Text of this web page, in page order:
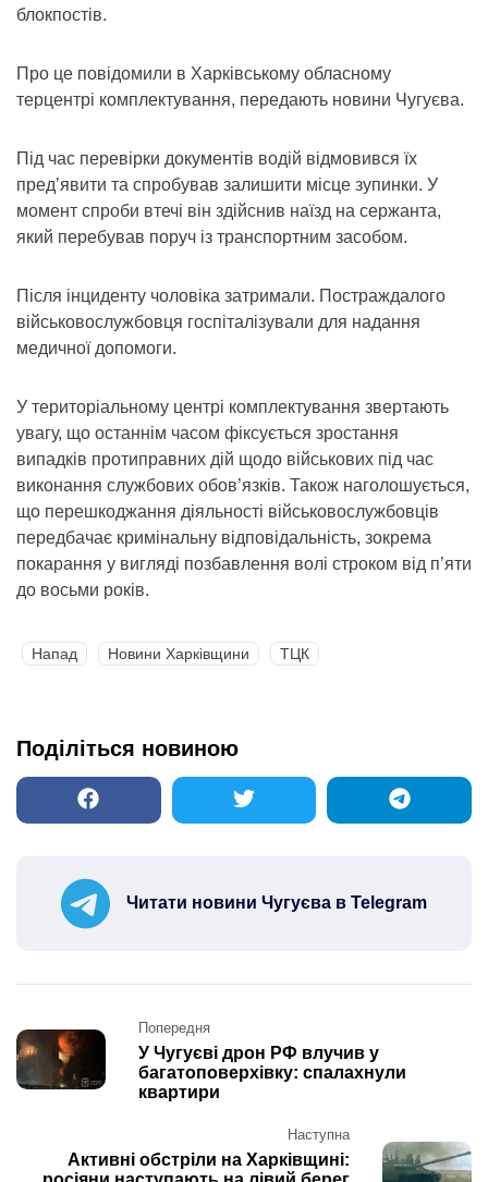
блокпостів.
Про це повідомили в Харківському обласному
терцентрі комплектування, передають новини Чугуєва.
Під час перевірки документів водій відмовився їх
пред’явити та спробував залишити місце зупинки. У
момент спроби втечі він здійснив наїзд на сержанта,
який перебував поруч із транспортним засобом.
Після інциденту чоловіка затримали. Постраждалого
військовослужбовця госпіталізували для надання
медичної допомоги.
У територіальному центрі комплектування звертають
увагу, що останнім часом фіксується зростання
випадків протиправних дій щодо військових під час
виконання службових обов’язків. Також наголошується,
що перешкоджання діяльності військовослужбовців
передбачає кримінальну відповідальність, зокрема
покарання у вигляді позбавлення волі строком від п’яти
до восьми років.
Напад Новини Харківщини ТЦК
Поділіться новиною
Читати новини Чугуєва в Telegram
Post
navigation
Попередня
У Чугуєві дрон РФ влучив у
багатоповерхівку: спалахнули
квартири
Наступна
Активні обстріли на Харківщині: